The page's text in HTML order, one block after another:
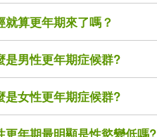
就算更年期來了嗎？
是男性更年期症候群?
是女性更年期症候群?
更年期最明顯是性慾變低嗎?